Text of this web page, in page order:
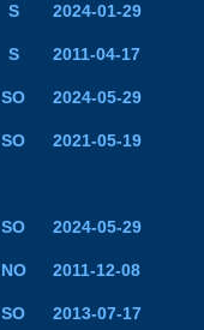
S 2024-01-29
S 2011-04-17
SO 2024-05-29
SO 2021-05-19
SO 2024-05-29
NO 2011-12-08
SO 2013-07-17